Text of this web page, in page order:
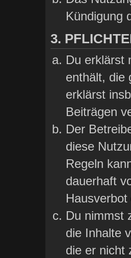
Kündigung
3.
Du erklärst
enthält, die
erklärst
Beiträgen
Der
diese
Regeln
dauerhaft
Hausverbot
Du nimmst
die Inhalte
die er nicht